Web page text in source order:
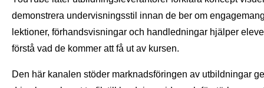
demonstrera undervisningsstil innan de ber om
lektioner, förhandsvisningar och handledningar hjälper
förstå vad de kommer att få ut av kursen.
Den här kanalen stöder marknadsföringen av utbildningar